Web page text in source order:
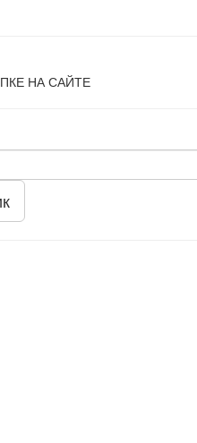
НА САЙТЕ